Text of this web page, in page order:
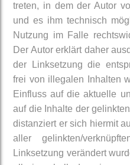
treten, in dem der Autor
und es ihm technisch
Nutzung im Falle
Der Autor erklärt daher
der Linksetzung die
frei von illegalen Inhalten
Einfluss auf die aktuelle
auf die Inhalte der
distanziert er sich hiermit
aller gelinkten/
Linksetzung verändert